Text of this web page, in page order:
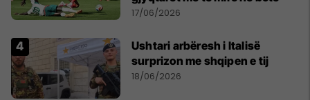
17/06/2026
Ushtari arbëresh i Italisë
surprizon me shqipen e tij
18/06/2026